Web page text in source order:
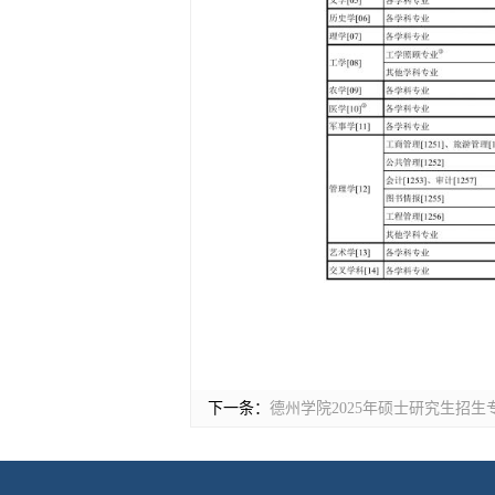
下一条： 德州学院2025年硕士研究生招生